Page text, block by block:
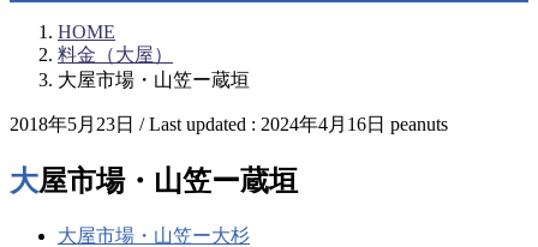
HOME
料金（大屋）
大屋市場・山笠ー蔵垣
2018年5月23日 / Last updated : 2024年4月16日 peanuts
大屋市場・山笠ー蔵垣
大屋市場・山笠ー大杉